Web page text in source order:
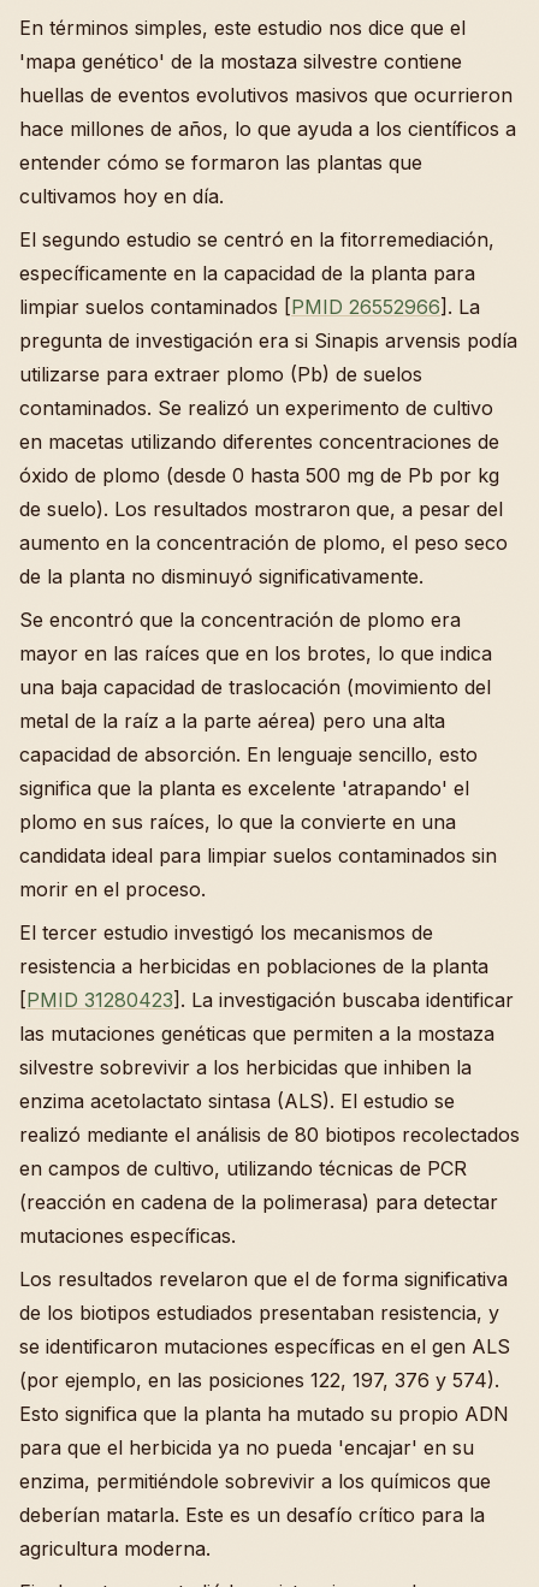
En términos simples, este estudio nos dice que el
'mapa genético' de la mostaza silvestre contiene
huellas de eventos evolutivos masivos que ocurrieron
hace millones de años, lo que ayuda a los científicos a
entender cómo se formaron las plantas que
cultivamos hoy en día.
El segundo estudio se centró en la fitorremediación,
específicamente en la capacidad de la planta para
limpiar suelos contaminados [PMID 26552966]. La
pregunta de investigación era si Sinapis arvensis podía
utilizarse para extraer plomo (Pb) de suelos
contaminados. Se realizó un experimento de cultivo
en macetas utilizando diferentes concentraciones de
óxido de plomo (desde 0 hasta 500 mg de Pb por kg
de suelo). Los resultados mostraron que, a pesar del
aumento en la concentración de plomo, el peso seco
de la planta no disminuyó significativamente.
Se encontró que la concentración de plomo era
mayor en las raíces que en los brotes, lo que indica
una baja capacidad de traslocación (movimiento del
metal de la raíz a la parte aérea) pero una alta
capacidad de absorción. En lenguaje sencillo, esto
significa que la planta es excelente 'atrapando' el
plomo en sus raíces, lo que la convierte en una
candidata ideal para limpiar suelos contaminados sin
morir en el proceso.
El tercer estudio investigó los mecanismos de
resistencia a herbicidas en poblaciones de la planta
[PMID 31280423]. La investigación buscaba identificar
las mutaciones genéticas que permiten a la mostaza
silvestre sobrevivir a los herbicidas que inhiben la
enzima acetolactato sintasa (ALS). El estudio se
realizó mediante el análisis de 80 biotipos recolectados
en campos de cultivo, utilizando técnicas de PCR
(reacción en cadena de la polimerasa) para detectar
mutaciones específicas.
Los resultados revelaron que el de forma significativa
de los biotipos estudiados presentaban resistencia, y
se identificaron mutaciones específicas en el gen ALS
(por ejemplo, en las posiciones 122, 197, 376 y 574).
Esto significa que la planta ha mutado su propio ADN
para que el herbicida ya no pueda 'encajar' en su
enzima, permitiéndole sobrevivir a los químicos que
deberían matarla. Este es un desafío crítico para la
agricultura moderna.